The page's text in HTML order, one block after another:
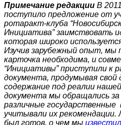
Примечание редакции В
поступило предложение от
ротаракт-клуба
Инициатива” заимствовать
которая широко
Изучив зарубежный опыт, мы
карточка необходима, и
“Инициативы” приступили к
документа, продумывая свой
содержание под реалии
документа мы обращались за
различные
учитывали их
был готов, о чем мы